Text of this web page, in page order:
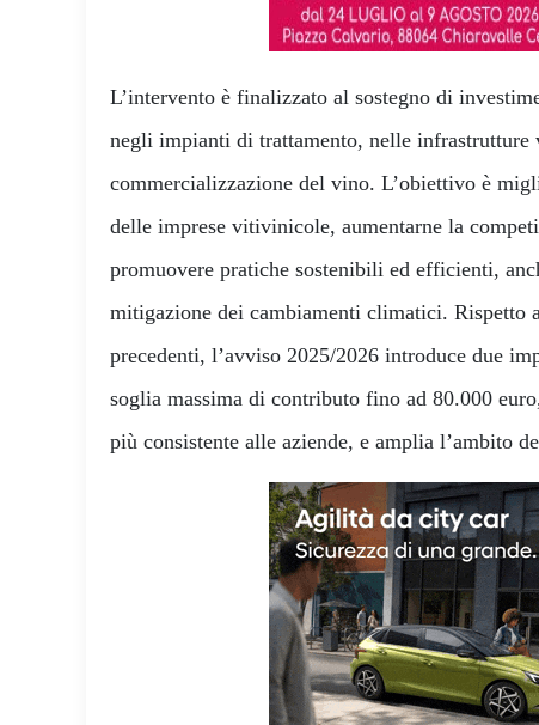
L’intervento è finalizzato al sostegno di
negli impianti di trattamento, nelle infrastrutture
commercializzazione del vino. L’obiettivo è
delle imprese vitivinicole, aumentarne la
promuovere pratiche sostenibili ed efficienti,
mitigazione dei cambiamenti climatici. Rispetto
precedenti, l’avviso 2025/2026 introduce due
soglia massima di contributo fino ad 80.000
più consistente alle aziende, e amplia l’ambito